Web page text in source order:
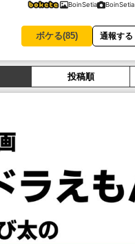
BoinSetia BoinSetia
ボケる(85) 通報する
投稿順